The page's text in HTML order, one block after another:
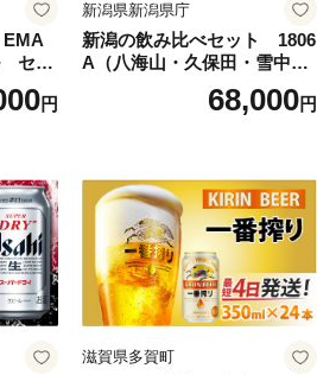
セッ
酒
ラフ
テル
ロッ
】
円
新潟県新潟県庁
新潟の飲み比べセット 1806
A（八海山・久保田・雪中
梅・越乃寒梅・かたふね・千
68,000円
滋賀県多賀町